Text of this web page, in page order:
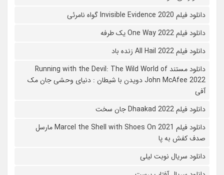
دانلود فیلم 2020 Invisible Evidence گواه نامرئی
دانلود فیلم One Way 2022 یک طرفه
دانلود فیلم All Hail 2022 زنده باد
دانلود مستند Running with the Devil: The Wild World of
John McAfee 2022 دویدن با شیطان : دنیای وحشی جان مک
آفی
دانلود فیلم Dhaakad 2022 جان سخت
دانلود فیلم Marcel the Shell with Shoes On 2021 مارسل
صدف کفش به پا
دانلود سریال نوبت لیلی